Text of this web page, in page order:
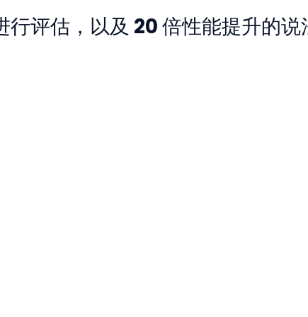
行评估，以及 20 倍性能提升的说